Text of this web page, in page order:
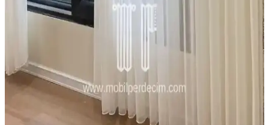
Jüt Perdeler: Doğal ve Dayanıklı Dekorasyon
Seçenekleri İçin Kapsamlı Rehber
Jüt perdeler, doğal malzemeleri ve dayanıklılıklarıyla iç ve dış
mekanlara sıcaklık katan sürdürülebilir dekorasyon ürünleridir.
Farklı modelleri ve bakım ipuçlarıyla yaşam alanlarınızı
güzelleştirin.
Ev Dekorasyonunda Tül Perdeler: Şıklık ve
Fonksiyonellik Bir Arada